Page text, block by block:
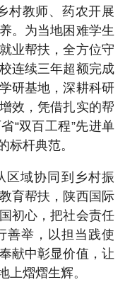
村教师、药农开展
。为当地困难学生
业帮扶，全方位守
连续三年超额完成
研基地，深耕科研
效，凭借扎实的帮
“双百工程”先进单
标杆典范。
区域协同到乡村振
育帮扶，陕西国际
初心，把社会责任
善举，以担当践使
献中彰显价值，让
上熠熠生辉。